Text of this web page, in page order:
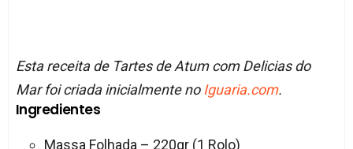
Esta receita de Tartes de Atum com Delicias do
Mar foi criada inicialmente no Iguaria.com.
Ingredientes
Massa Folhada – 220gr (1 Rolo)